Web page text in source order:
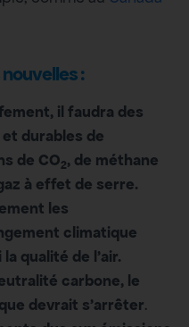
nouvelles :
il faudra des
durables de
de CO2, de méthane
à effet de serre.
les
climatique
qualité de l’air.
carbone, le
devrait s’arrêter.